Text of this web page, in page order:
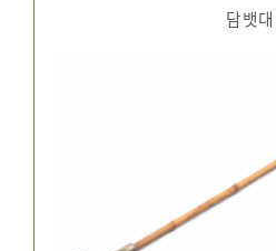
담뱃대